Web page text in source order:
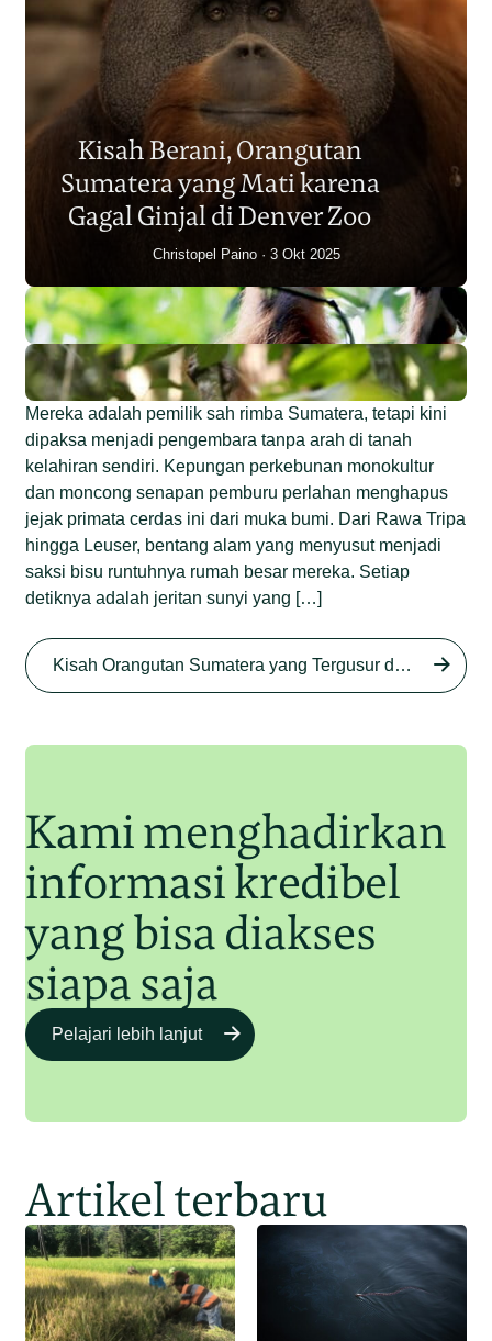
Populasi Orangutan
Sumatera Berkurang 2.700
Individu dalam Satu Dekade?
Junaidi Hanafiah 14 Jul 2026
Kisah Berani, Orangutan
Sumatera yang Mati karena
Gagal Ginjal di Denver Zoo
Christopel Paino 3 Okt 2025
Sumatera di Rawa Tripa
Junaidi Hanafiah 27 Agu 2025
Begini Modus Perburuan
Mereka adalah pemilik sah rimba Sumatera, tetapi kini
dipaksa menjadi pengembara tanpa arah di tanah
kelahiran sendiri. Kepungan perkebunan monokultur
dan moncong senapan pemburu perlahan menghapus
jejak primata cerdas ini dari muka bumi. Dari Rawa Tripa
hingga Leuser, bentang alam yang menyusut menjadi
saksi bisu runtuhnya rumah besar mereka. Setiap
detiknya adalah jeritan sunyi yang […]
Kisah Orangutan Sumatera yang Tergusur dari Rumah Sendiri series
Kami menghadirkan
informasi kredibel
yang bisa diakses
siapa saja
Pelajari lebih lanjut
Artikel terbaru